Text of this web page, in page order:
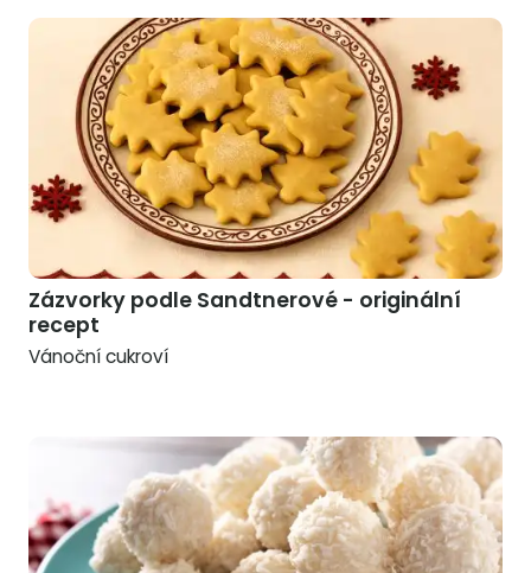
Zázvorky podle Sandtnerové - originální
recept
Vánoční cukroví